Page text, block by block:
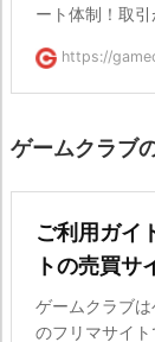
ート体制！取
https://
ゲームクラブ
ご利用ガイ
トの売買サ
ゲームクラブ
のフリマサイ